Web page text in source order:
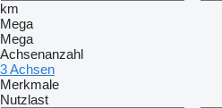
km
Mega
Mega
Achsenanzahl
3 Achsen
Merkmale
Nutzlast